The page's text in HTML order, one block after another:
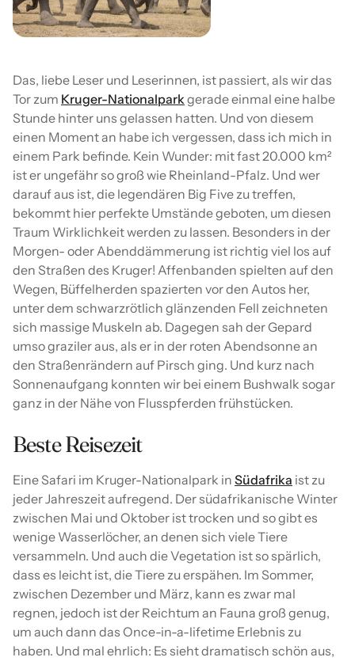
Das, liebe Leser und Leserinnen, ist passiert, als wir das
Tor zum Kruger-Nationalparkgerade einmal eine halbe
Stunde hinter uns gelassen hatten. Und von diesem
einen Moment an habe ich vergessen, dass ich mich in
einem Park befinde. Kein Wunder: mit fast 20.000 km²
ist er ungefähr so groß wie Rheinland-Pfalz. Und wer
darauf aus ist, die legendären Big Five zu treffen,
bekommt hier perfekte Umstände geboten, um diesen
Traum Wirklichkeit werden zu lassen. Besonders in der
Morgen- oder Abenddämmerung ist richtig viel los auf
den Straßen des Kruger! Affenbanden spielten auf den
Wegen, Büffelherden spazierten vor den Autos her,
unter dem schwarzrötlich glänzenden Fell zeichneten
sich massige Muskeln ab. Dagegen sah der Gepard
umso graziler aus, als er in der roten Abendsonne an
den Straßenrändern auf Pirsch ging. Und kurz nach
Sonnenaufgang konnten wir bei einem Bushwalk sogar
ganz in der Nähe von Flusspferden frühstücken.
Beste Reisezeit
Eine Safari im Kruger-Nationalpark in Südafrika ist zu
jeder Jahreszeit aufregend. Der südafrikanische Winter
zwischen Mai und Oktober ist trocken und so gibt es
wenige Wasserlöcher, an denen sich viele Tiere
versammeln. Und auch die Vegetation ist so spärlich,
dass es leicht ist, die Tiere zu erspähen. Im Sommer,
zwischen Dezember und März, kann es zwar mal
regnen, jedoch ist der Reichtum an Fauna groß genug,
um auch dann das Once-in-a-lifetime Erlebnis zu
haben. Und mal ehrlich: Es sieht dramatisch schön aus,